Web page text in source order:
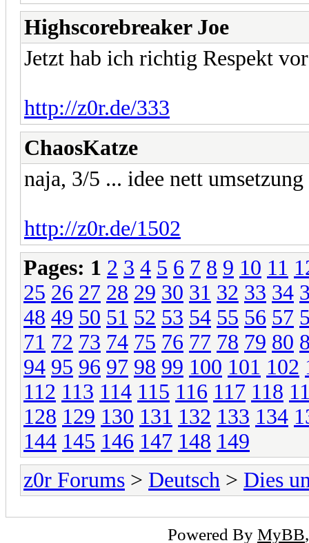
Highscorebreaker Joe
Jetzt hab ich richtig Respekt
http://z0r.de/333
ChaosKatze
naja, 3/5 ... idee nett
http://z0r.de/1502
Pages: 1 2 3 4 5 6 7 8 9 10 11
25 26 27 28 29 30 31 32 33 34
48 49 50 51 52 53 54 55 56 57
71 72 73 74 75 76 77 78 79 80
94 95 96 97 98 99 100 101 102
112 113 114 115 116 117 118
128 129 130 131 132 133 134
144 145 146 147 148 149
z0r Forums > Deutsch > Dies
Powered By MyBB